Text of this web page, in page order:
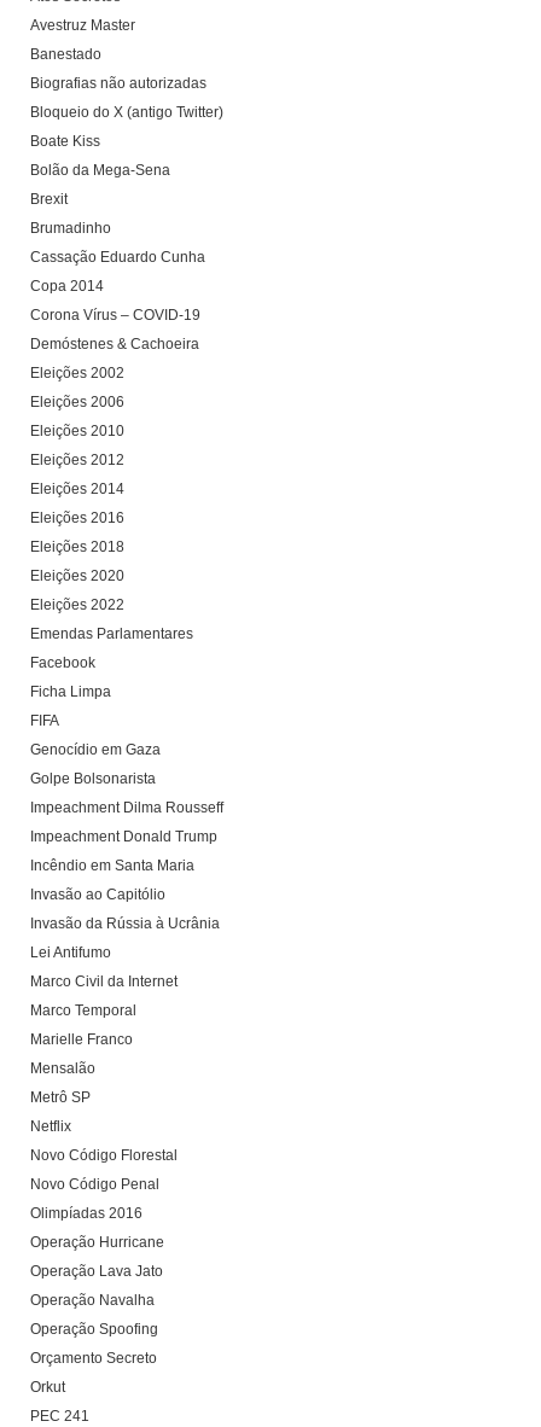
Avestruz Master
Banestado
Biografias não autorizadas
Bloqueio do X (antigo Twitter)
Boate Kiss
Bolão da Mega-Sena
Brexit
Brumadinho
Cassação Eduardo Cunha
Copa 2014
Corona Vírus – COVID-19
Demóstenes & Cachoeira
Eleições 2002
Eleições 2006
Eleições 2010
Eleições 2012
Eleições 2014
Eleições 2016
Eleições 2018
Eleições 2020
Eleições 2022
Emendas Parlamentares
Facebook
Ficha Limpa
FIFA
Genocídio em Gaza
Golpe Bolsonarista
Impeachment Dilma Rousseff
Impeachment Donald Trump
Incêndio em Santa Maria
Invasão ao Capitólio
Invasão da Rússia à Ucrânia
Lei Antifumo
Marco Civil da Internet
Marco Temporal
Marielle Franco
Mensalão
Metrô SP
Netflix
Novo Código Florestal
Novo Código Penal
Olimpíadas 2016
Operação Hurricane
Operação Lava Jato
Operação Navalha
Operação Spoofing
Orçamento Secreto
Orkut
PEC 241